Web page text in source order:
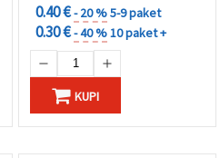
0.40 €- 20 %5-9 paket
0.30 €- 40 %10 paket +
KUPI